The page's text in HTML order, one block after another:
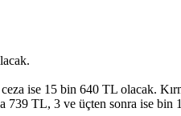
ise 15 bin 640 TL olacak.
TL, 3 ve üçten sonra ise bin